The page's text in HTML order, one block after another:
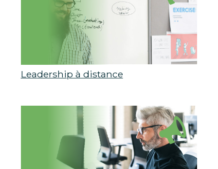
Leadership à distance